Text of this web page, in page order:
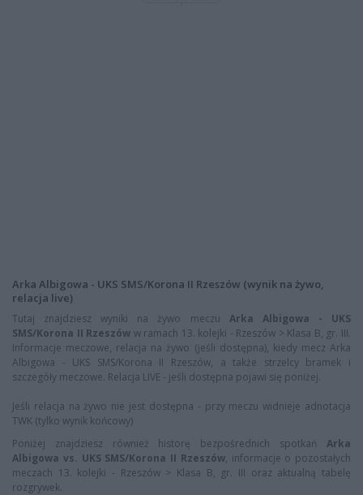
Arka Albigowa - UKS SMS/Korona II Rzeszów (wynik na żywo,
relacja live)
Tutaj znajdziesz wyniki na żywo meczu Arka Albigowa - UKS
SMS/Korona II Rzeszów w ramach 13. kolejki - Rzeszów > Klasa B, gr. III.
Informacje meczowe, relacja na żywo (jeśli dostępna), kiedy mecz Arka
Albigowa - UKS SMS/Korona II Rzeszów, a także strzelcy bramek i
szczegóły meczowe. Relacja LIVE - jeśli dostępna pojawi się poniżej.
Jeśli relacja na żywo nie jest dostępna - przy meczu widnieje adnotacja
TWK (tylko wynik końcowy)
Poniżej znajdziesz również historę bezpośrednich spotkań Arka
Albigowa vs. UKS SMS/Korona II Rzeszów, informacje o pozostałych
meczach 13. kolejki - Rzeszów > Klasa B, gr. III oraz aktualną tabelę
rozgrywek.